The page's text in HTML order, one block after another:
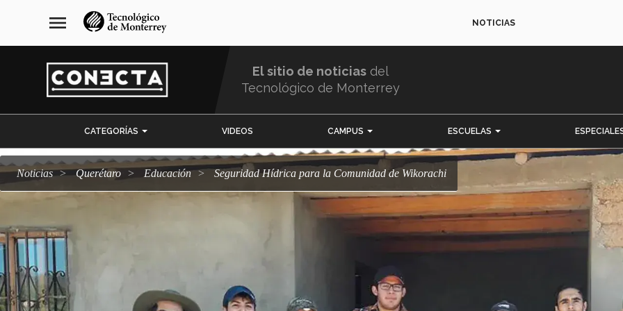
navegación
principal
menu NOTICIAS
El sitio de noticias del
Tecnológico de Monterrey
CATEGORÍAS VIDEOS CAMPUS ESCUELAS
Noticias Querétaro Educación Seguridad Hídrica para la Comunidad de Wikorachi